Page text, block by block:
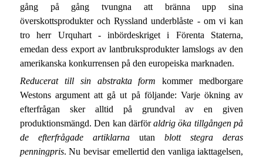
gång på gång tvungna att bränna upp sina
överskottsprodukter och Ryssland underblåste - om vi kan
tro herr Urquhart - inbördeskriget i Förenta Staterna,
emedan dess export av lantbruksprodukter lamslogs av den
amerikanska konkurrensen på den europeiska marknaden.
Reducerat till sin abstrakta form kommer medborgare
Westons argument att gå ut på följande: Varje ökning av
efterfrågan sker alltid på grundval av en given
produktionsmängd. Den kan därföraldrig öka tillgången på
de efterfrågade artiklarnautanblott stegra deras
penningpris. Nu bevisar emellertid den vanliga iakttagelsen,